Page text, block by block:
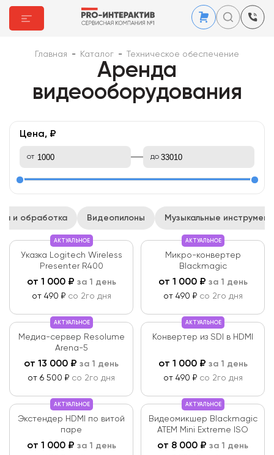
Главная - Каталог - Техническое обеспечение
Аренда
видеооборудования
Цена, ₽
от до
и обработка Видеопилоны Музыкальные
АКТУАЛЬНОЕ
Указка Logitech Wireless
Presenter R400
от 1 000₽ за 1 день
от 490 ₽ со 2го дня
АКТУАЛЬНОЕ
Микро-конвертер
Blackmagic
от 1 000₽ за 1 день
от 490 ₽ со 2го дня
АКТУАЛЬНОЕ
Медиа-сервер Resolume
Arena-5
от 13 000 ₽ за 1 день
от 6 500 ₽ со 2го дня
АКТУАЛЬНОЕ
Конвертер из SDI в HDMI
от 1 000₽ за 1 день
от 490 ₽ со 2го дня
АКТУАЛЬНОЕ
Экстендер HDMI по витой
паре
от 1 000₽ за 1 день
АКТУАЛЬНОЕ
Видеомикшер Blackmagic
ATEM Mini Extreme ISO
от 8 000 ₽ за 1 день